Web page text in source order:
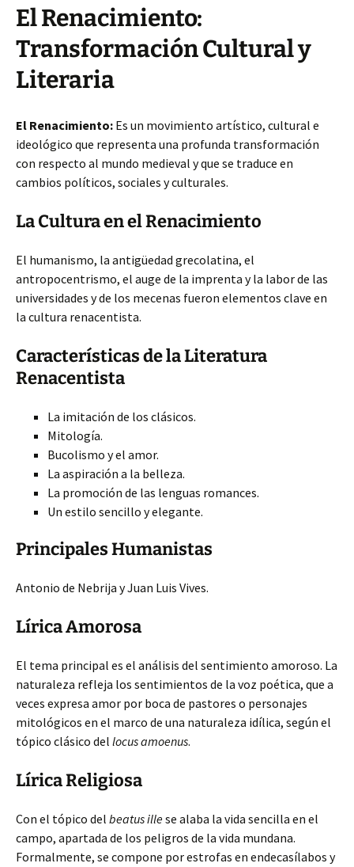
El Renacimiento:
Transformación Cultural y
Literaria
El Renacimiento: Es un movimiento artístico, cultural e
ideológico que representa una profunda transformación
con respecto al mundo medieval y que se traduce en
cambios políticos, sociales y culturales.
La Cultura en el Renacimiento
El humanismo, la antigüedad grecolatina, el
antropocentrismo, el auge de la imprenta y la labor de las
universidades y de los mecenas fueron elementos clave en
la cultura renacentista.
Características de la Literatura
Renacentista
La imitación de los clásicos.
Mitología.
Bucolismo y el amor.
La aspiración a la belleza.
La promoción de las lenguas romances.
Un estilo sencillo y elegante.
Principales Humanistas
Antonio de Nebrija y Juan Luis Vives.
Lírica Amorosa
El tema principal es el análisis del sentimiento amoroso. La
naturaleza refleja los sentimientos de la voz poética, que a
veces expresa amor por boca de pastores o personajes
mitológicos en el marco de una naturaleza idílica, según el
tópico clásico del locus amoenus.
Lírica Religiosa
Con el tópico del beatus illese alaba la vida sencilla en el
campo, apartada de los peligros de la vida mundana.
Formalmente, se compone por estrofas en endecasílabos y